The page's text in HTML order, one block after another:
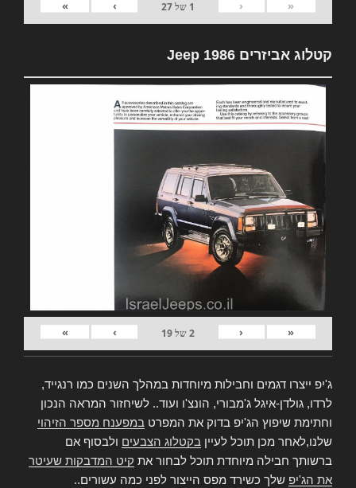
«
‹
1 של27
›
»
קטלוג אביזרים Jeep 1986
«
‹
2של19
›
»
ג'יפ ייצרו דגמים וחבילות מיוחדות במהלך השנים כמו רנגייד,
לרדו, גולדן-איגל ג'מבורי, הונצ'ו ועוד.. לשיחזור המראה הנכון
וחתימת שיפוץ הג'יפ בדוק את המפרט במפענח מספר הזיהוי
שלנו,לאחר מכן תוכל לעיין בקטלוג הצבעים ולבסוף אם
ברשותך חבילה מיוחדת תוכל לבחור את קיט המדבקות שעיטר
את הג'יפ שלך כשירד מפס הייצור לפני כמה עשורים..